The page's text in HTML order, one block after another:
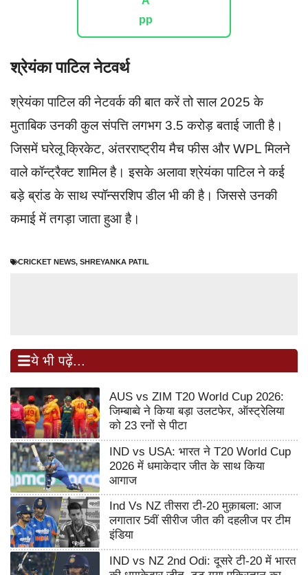
श्रेयंका पाटिल नेटवर्थ
श्रेयंका पाटिल की नेटवर्क की बात करें तो साल 2025 के
मुताबिक उनकी कुल संपत्ति लगभग 3.5 करोड़ बताई जाती है।
जिसमें घरेलू क्रिकेट, अंतरराष्ट्रीय मैच फीस और WPL मिलने
वाले कॉन्ट्रैक्ट शामिल है। इसके अलावा श्रेयंका पाटिल ने कई
बड़े ब्रांड के साथ स्पॉन्सरशिप डील भी की है। जिससे उनकी
कमाई में तगड़ा जाता हुआ है।
CRICKET NEWS, SHREYANKA PATIL
ये भी पढ़ें...
AUS vs ZIM T20 World Cup 2026:
जिम्बाब्वे ने किया बड़ा उलटफेर, ऑस्ट्रेलिया
को 23 रनों से पीटा
IND vs USA: भारत ने T20 World Cup
2026 में धमाकेदार जीत के साथ किया
आगाज
Ind Vs NZ तीसरा टी-20 मुक़ाबला: आज
लगातार 5वीं सीरीज जीत की दहलीज पर टीम
इंडिया
IND vs NZ 2nd Odi: दूसरे टी-20 में भारत